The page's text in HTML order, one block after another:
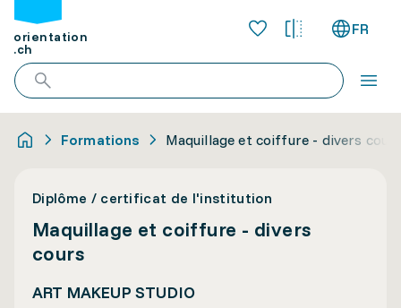
orientation
.ch
FR
Formations Maquillage et coiffure - divers
Diplôme / certificat de l'institution
Maquillage et coiffure - divers
cours
ART MAKEUP STUDIO